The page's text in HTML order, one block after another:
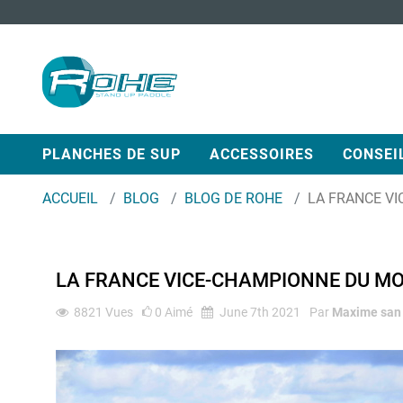
PLANCHES DE SUP ACCESSOIRES
ACCUEIL BLOG BLOG DE ROHE LA FRANCE
LA FRANCE VICE-CHAMPIONNE DU
8821 Vues 0 Aimé June 7th 2021 Par Maxime